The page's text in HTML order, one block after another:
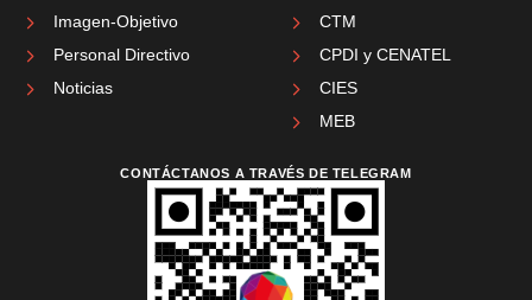
Imagen-Objetivo
Personal Directivo
Noticias
CTM
CPDI y CENATEL
CIES
MEB
CONTÁCTANOS A TRAVÉS DE TELEGRAM